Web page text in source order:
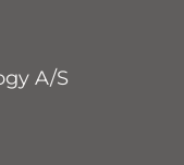
A/S